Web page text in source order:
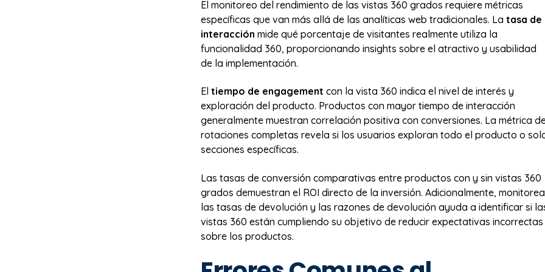
El monitoreo del rendimiento de las vistas 360 grados requiere métricas
específicas que van más allá de las analíticas web tradicionales. La tasa de
interacción mide qué porcentaje de visitantes realmente utiliza la
funcionalidad 360, proporcionando insights sobre el atractivo y usabilidad
de la implementación.
El tiempo de engagement con la vista 360 indica el nivel de interés y
exploración del producto. Productos con mayor tiempo de interacción
generalmente muestran correlación positiva con conversiones. La métrica
rotaciones completas revela si los usuarios exploran todo el producto o
secciones específicas.
Las tasas de conversión comparativas entre productos con y sin vistas 360
grados demuestran el ROI directo de la inversión. Adicionalmente,
las tasas de devolución y las razones de devolución ayuda a identificar si
vistas 360 están cumpliendo su objetivo de reducir expectativas incorrectas
sobre los productos.